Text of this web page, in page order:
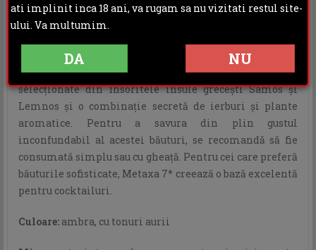
Creată în stilul clasic grecesc şi respectând reţeta ce
unui melanj elegant de coniac învechit timp de 7 ani în
butoaie din lemn de stejar Limousin, vinuri muscat
selecţionate din însoritele insule greceşti Samos şi
Lemnos şi o combinaţie secretă de ierburi şi plante
aromatice. Pentru a savura din plin gustul
inconfundabil al acestei băuturi, se recomandă să fie
consumată simplu sau cu gheaţă. Pentru cei care preferă
băuturile sofisticate, Metaxa 7* creează o bază excelentă
pentru cocktailuri.
Culoare: ambra, cu tonuri aurii
ati implinit inca 18 ani, va rugam sa nu vizitati restul site-
ului. Va multumim.
DA NU